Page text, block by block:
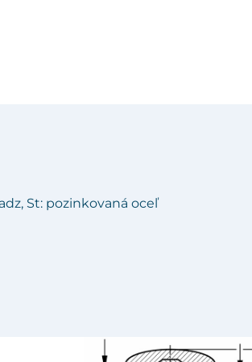
St: pozinkovaná oceľ